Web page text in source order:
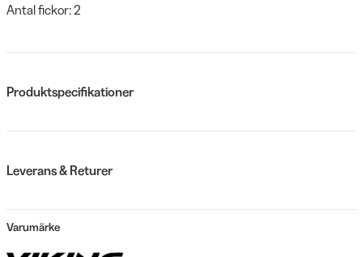
Antal fickor: 2
Produktspecifikationer
Leverans & Returer
Varumärke